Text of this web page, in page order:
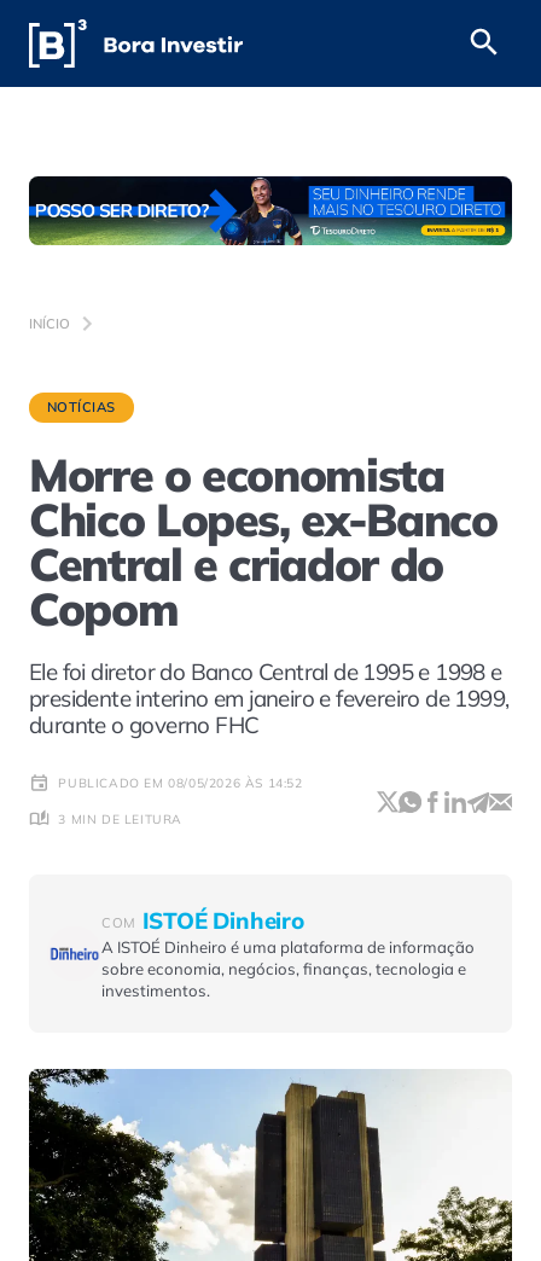
INÍCIO
NOTÍCIAS
Morre o economista
Chico Lopes, ex-Banco
Central e criador do
Copom
Ele foi diretor do Banco Central de 1995 e 1998 e
presidente interino em janeiro e fevereiro de 1999,
durante o governo FHC
PUBLICADO EM 08/05/2026 ÀS 14:52
3 MIN DE LEITURA
COM ISTOÉ Dinheiro
A ISTOÉ Dinheiro é uma plataforma de informação
sobre economia, negócios, finanças, tecnologia e
investimentos.